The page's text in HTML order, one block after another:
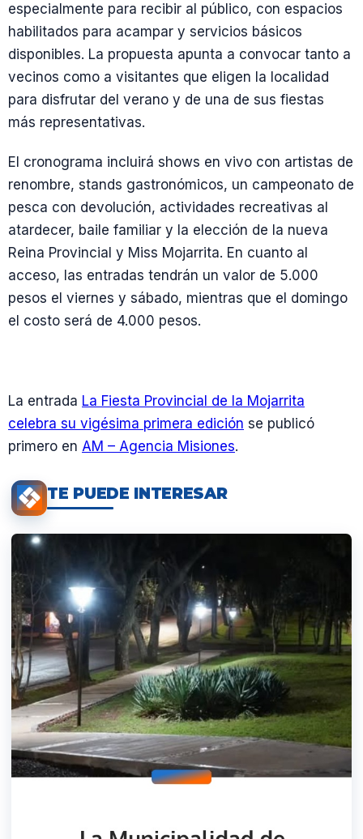
especialmente para recibir al público, con espacios
habilitados para acampar y servicios básicos
disponibles. La propuesta apunta a convocar tanto a
vecinos como a visitantes que eligen la localidad
para disfrutar del verano y de una de sus fiestas
más representativas.
El cronograma incluirá shows en vivo con artistas de
renombre, stands gastronómicos, un campeonato de
pesca con devolución, actividades recreativas al
atardecer, baile familiar y la elección de la nueva
Reina Provincial y Miss Mojarrita. En cuanto al
acceso, las entradas tendrán un valor de 5.000
pesos el viernes y sábado, mientras que el domingo
el costo será de 4.000 pesos.
La entrada La Fiesta Provincial de la Mojarrita
celebra su vigésima primera edición se publicó
primero en AM – Agencia Misiones.
TE PUEDE INTERESAR